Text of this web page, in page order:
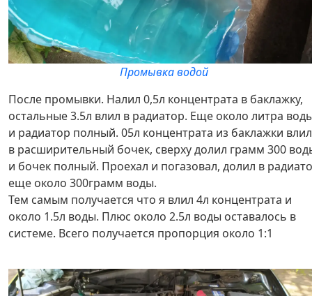
Промывка водой
После промывки. Налил 0,5л концентрата в баклажку,
остальные 3.5л влил в радиатор. Еще около литра
и радиатор полный. 05л концентрата из баклажки влил
в расширительный бочек, сверху долил грамм 300
и бочек полный. Проехал и погазовал, долил в
еще около 300грамм воды.
Тем самым получается что я влил 4л концентрата и
около 1.5л воды. Плюс около 2.5л воды оставалось в
системе. Всего получается пропорция около 1:1